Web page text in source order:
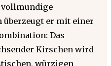
überzeugt er mit einer
Das
Kirschen wird
würzigen